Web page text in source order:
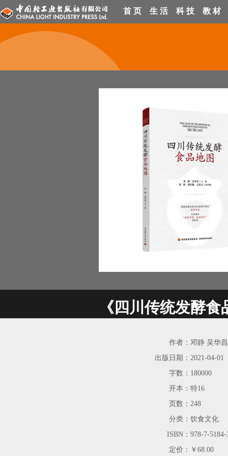
首 页 生 活 科 技 教 材
《四川传统发酵食
作者： 邓静 吴华昌
出版日期： 2021-04-01
字数： 180000
开本： 特16
页数： 248
分类： 饮食文化
ISBN： 978-7-5184-
定价： ￥68.00